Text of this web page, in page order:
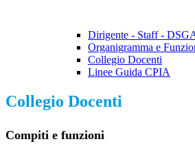
Dirigente - Staff -
Organigramma e
Collegio Docenti
Linee Guida CPIA
Collegio Docenti
Compiti e funzioni